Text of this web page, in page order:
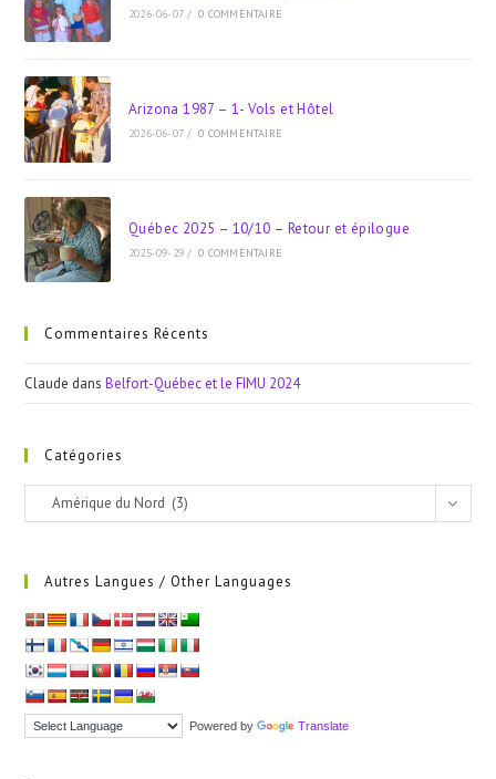
2026-06-07 / 0 COMMENTAIRE
Arizona 1987 – 1- Vols et Hôtel
2026-06-07 / 0 COMMENTAIRE
Québec 2025 – 10/10 – Retour et épilogue
2025-09-29 / 0 COMMENTAIRE
Commentaires Récents
Claude dansBelfort-Québec et le FIMU 2024
Catégories
Catégories
Amérique du Nord (3)
Autres Langues / Other Languages
Powered by Translate